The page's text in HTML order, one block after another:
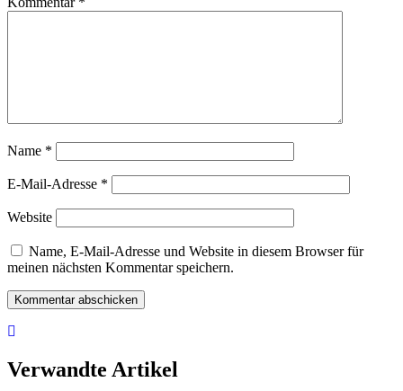
Name *
E-Mail-Adresse *
Website
Name, E-Mail-Adresse und Website in diesem Browser für
meinen nächsten Kommentar speichern.
Verwandte Artikel